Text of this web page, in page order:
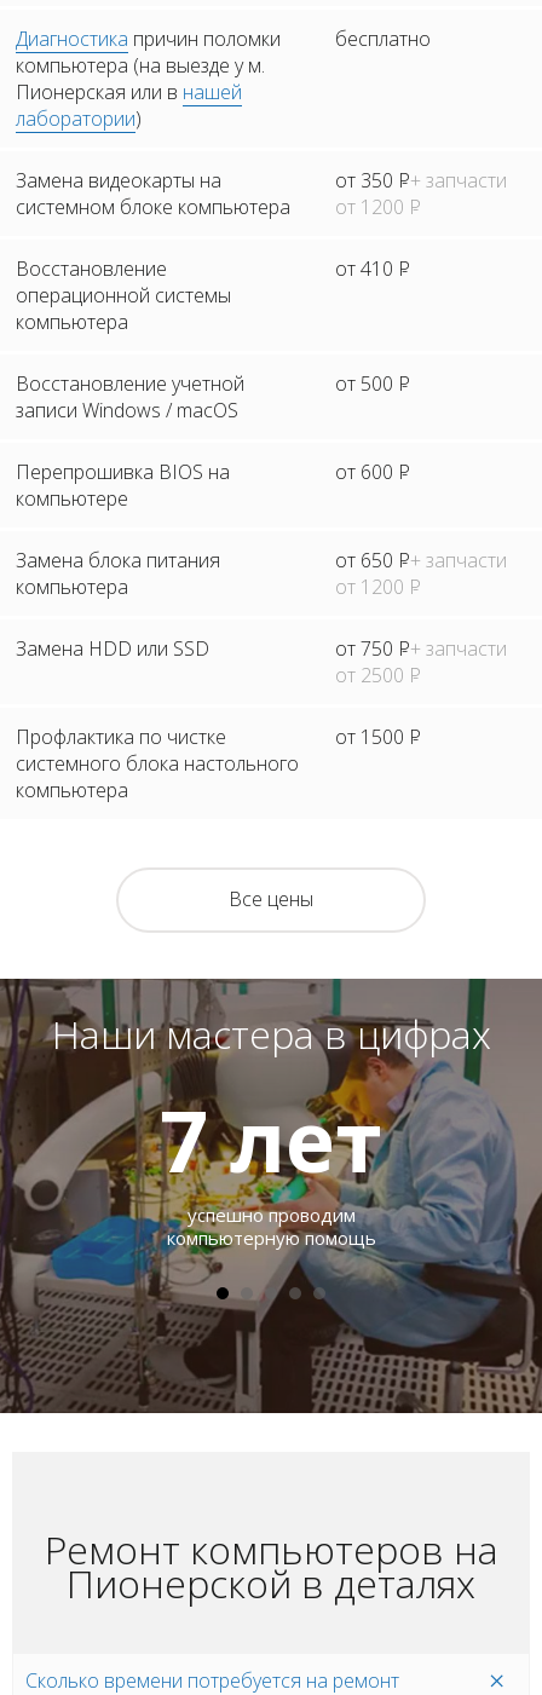
Диагностика причин поломки
компьютера (на выезде у м.
Пионерская или в нашей
лаборатории)
бесплатно
Замена видеокарты на
системном блоке компьютера
от 350 Р+ запчасти
от 1200 Р
Восстановление
операционной системы
компьютера
от 410 Р
Восстановление учетной
записи Windows / macOS
от 500 Р
Перепрошивка BIOS на
компьютере
от 600 Р
Замена блока питания
компьютера
от 650 Р+ запчасти
от 1200 Р
Замена HDD или SSD от 750 Р+ запчасти
от 2500 Р
Профлактика по чистке
системного блока настольного
компьютера
от 1500 Р
Все цены
Наши мастера в цифрах
7лет
успешно проводим
компьютерную помощь
Ремонт компьютеров на
Пионерской в деталях
Сколько времени потребуется на ремонт